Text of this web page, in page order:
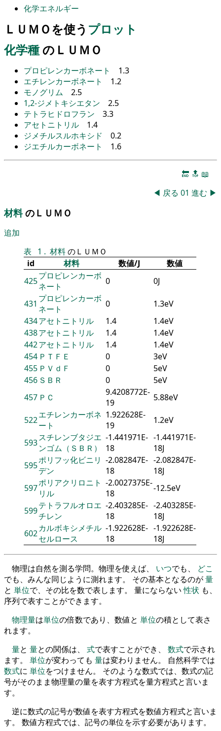
化学エネルギー
ＬＵＭＯを使う プロット
化学種 のＬＵＭＯ
プロピレンカーボネート
1.3
エチレンカーボネート
1.2
モノグリム 2.5
1,2-ジメトキシエタン 2.5
テトラヒドロフラン 3.3
アセトニトリル 1.4
ジメチルスルホキシド 0.2
ジエチルカーボネート
1.6
🔚 🔝 📖
◀ 戻る 01 進む ▶
材料のＬＵＭＯ
追加
表
1 . 材料のＬＵＭＯ
id
材料 数値/J
数値
425プロピレンカーボ
ネート
0 0J
431 プロピレンカーボ
ネート
0
1.3eV
434アセトニトリル 1.4
1.4eV
438アセトニトリル 1.4
1.4eV
442アセトニトリル 1.4
1.4eV
454 ＰＴＦＥ 0
3eV
455 ＰＶｄＦ 0
5eV
456 ＳＢＲ 0
5eV
457 ＰＣ
9.4208772E-
19
5.88eV
522エチレンカーボネ
ート
1.922628E-
19
1.2eV
593スチレンブタジエ
ンゴム（ＳＢＲ）
-1.441971E-
18
-1.441971E-
18J
595ポリフッ化ビニリ
デン
-2.082847E-
18
-2.082847E-
18J
597ポリアクリロニト
リル
-2.0027375E-
18
-12.5eV
599テトラフルオロエ
チレン
-2.403285E-
18
-2.403285E-
18J
602カルボキシメチル
セルロース
-1.922628E-
18
-1.922628E-
18J
物理は自然を測る学問。物理を使えば、 いつでも、 どこ
でも、みんな同じように測れます。 その基本となるのが量
と 単位で、その比を数で表します。 量にならない性状 も、
序列で表すことができます。
物理量は単位の倍数であり、数値と 単位の積として表さ
れます。
量と 量との関係は、 式で表すことができ、 数式で示され
ます。 単位が変わっても 量は変わりません。 自然科学では
数式に 単位をつけません。 そのような数式では、数式の記
号がそのまま物理量の量を表す方程式を量方程式と言いま
す。
逆に数式の記号が数値を表す方程式を数値方程式と言いま
す。 数値方程式では、記号の単位を示す必要があります。